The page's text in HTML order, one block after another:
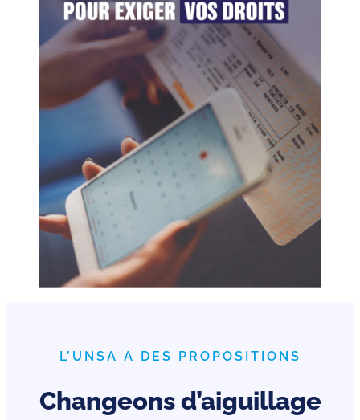
L’UNSA A DES PROPOSITIONS
Changeons d’aiguillage